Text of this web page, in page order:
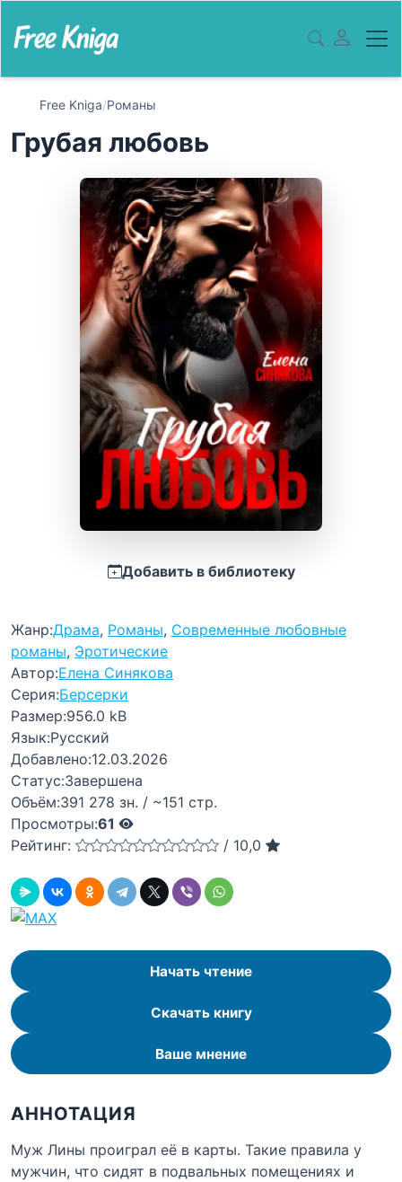
Free Kniga/Романы
Грубая любовь
Добавить в библиотеку
Жанр:Драма, Романы, Современные любовные
романы, Эротические
Автор:Елена Синякова
Серия:Берсерки
Размер:956.0 kB
Язык:Русский
Добавлено:12.03.2026
Статус:Завершена
Объём:391 278 зн. / ~151 стр.
Просмотры:61
Рейтинг:
/ 10,0
Начать чтение
Скачать книгу
Ваше мнение
АННОТАЦИЯ
Муж Лины проиграл её в карты. Такие правила у
мужчин, что сидят в подвальных помещениях и